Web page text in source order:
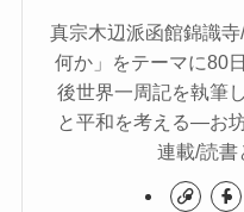
真宗木辺派函館錦識
何か」をテーマに80
後世界一周記を執筆
と平和を考える―お
連載/読書